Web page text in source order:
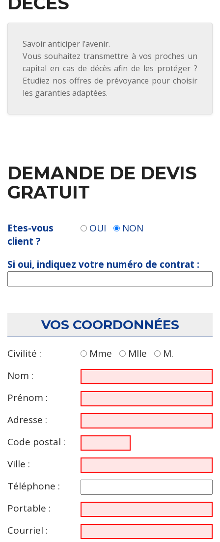
Savoir anticiper l’avenir.
Vous souhaitez transmettre à vos proches un
capital en cas de décès afin de les protéger ?
Etudiez nos offres de prévoyance pour choisir
les garanties adaptées.
DEMANDE DE DEVIS
GRATUIT
Etes-vous
client ?
OUI NON
Si oui, indiquez votre numéro de contrat :
VOS COORDONNÉES
Civilité : Mme Mlle
M.
Nom :
Prénom :
Adresse :
Code postal :
Ville :
Téléphone :
Portable :
Courriel :